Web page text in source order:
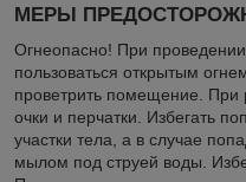
МЕРЫ
Огнеопасно! При
пользоваться открытым
проветрить помещение. При
очки и перчатки. Избегать
участки тела, а в случае
мылом под струей воды.